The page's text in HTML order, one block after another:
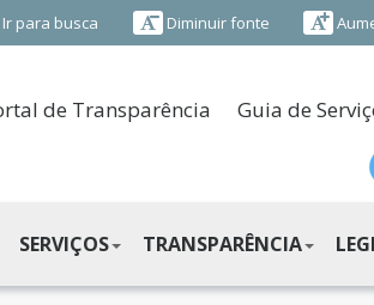
Ir para busca Diminuir fonte
de Transparência Guia de
SERVIÇOS TRANSPARÊNCIA